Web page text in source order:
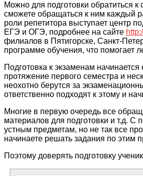
Можно для подготовки обратиться
сможете обращаться к ним каждый
роли репетитора выступает центр
ЕГЭ и ОГЭ, подробнее на сайте
филиалов в Пятигорске, Санкт-
программе обучения, что помогает
Подготовка к экзаменам
протяжение первого семестра и
неохотно берутся за
ответственно подходят к этому и
Многие в первую очередь все
материалов для подготовки и т.д. С
устным предметам, но не так все
начинаете решать задания по этим
Поэтому доверять подготовку